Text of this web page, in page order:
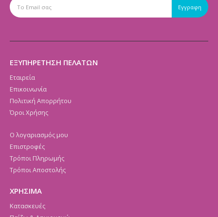
ΕΞΥΠΗΡΕΤΗΣΗ ΠΕΛΑΤΩΝ
Εταιρεία
Επικοινωνία
Πολιτική Απορρήτου
Όροι Χρήσης
Ο λογαριασμός μου
Επιστροφές
Τρόποι Πληρωμής
Τρόποι Αποστολής
ΧΡΗΣΙΜΑ
Κατασκευές